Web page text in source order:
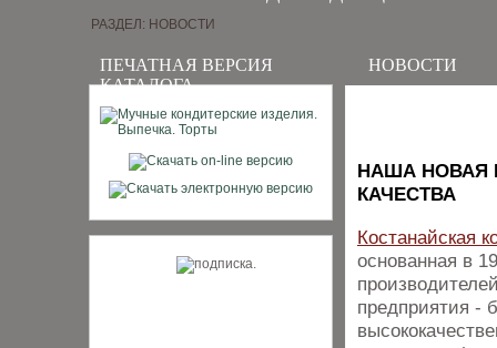
ПЕЧАТНАЯ ВЕРСИЯ
КАТАЛОГА
РАЗДЕЛ: НОВОСТИ
НОВОСТИ
НАША НОВАЯ
КАЧЕСТВА
Костанайская
основанная в
предприятия -